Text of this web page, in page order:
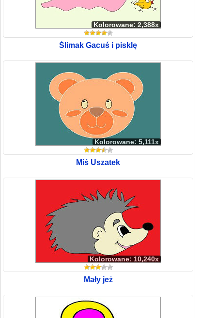
Kolorowane: 2,388x
Ślimak Gacuś i pisklę
Kolorowane: 5,111x
Miś Uszatek
Kolorowane: 10,240x
Mały jeż